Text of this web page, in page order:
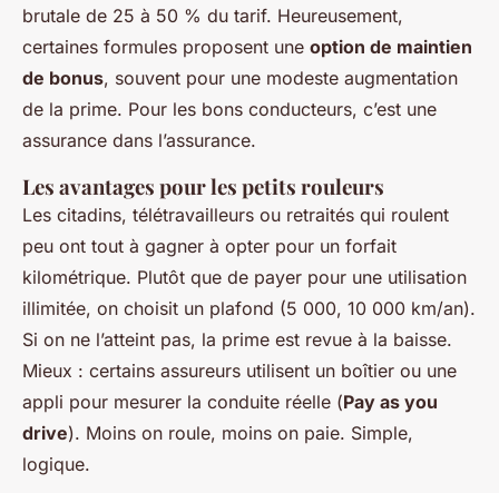
brutale de 25 à 50 % du tarif. Heureusement,
certaines formules proposent une option de maintien
de bonus, souvent pour une modeste augmentation
de la prime. Pour les bons conducteurs, c’est une
assurance dans l’assurance.
Les avantages pour les petits rouleurs
Les citadins, télétravailleurs ou retraités qui roulent
peu ont tout à gagner à opter pour un forfait
kilométrique. Plutôt que de payer pour une utilisation
illimitée, on choisit un plafond (5 000, 10 000 km/an).
Si on ne l’atteint pas, la prime est revue à la baisse.
Mieux : certains assureurs utilisent un boîtier ou une
appli pour mesurer la conduite réelle (Pay as you
drive). Moins on roule, moins on paie. Simple,
logique.